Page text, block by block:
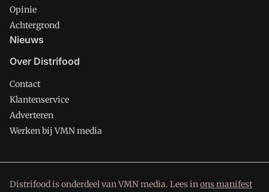
Opinie
Achtergrond
Nieuws
Over Distrifood
Contact
Klantenservice
Adverteren
Werken bij VMN media
Distrifood is onderdeel van VMN media. Lees inons manifest